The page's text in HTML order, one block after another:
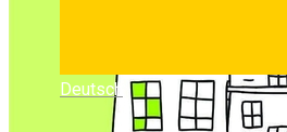
Deutsch